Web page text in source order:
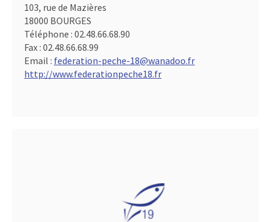
103, rue de Mazières
18000 BOURGES
Téléphone : 02.48.66.68.90
Fax : 02.48.66.68.99
Email : federation-peche-18@wanadoo.fr
http://www.federationpeche18.fr